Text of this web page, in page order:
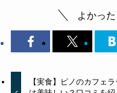
よかっ
【実食】ピノのカフェラ